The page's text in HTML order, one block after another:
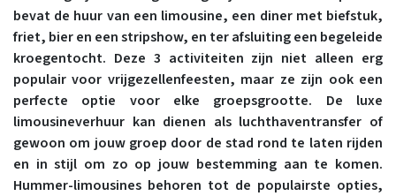
bevat de huur van een limousine, een diner met biefstuk,
friet, bier en een stripshow, en ter afsluiting een begeleide
kroegentocht. Deze 3 activiteiten zijn niet alleen erg
populair voor vrijgezellenfeesten, maar ze zijn ook een
perfecte optie voor elke groepsgrootte. De luxe
limousineverhuur kan dienen als luchthaventransfer of
gewoon om jouw groep door de stad rond te laten rijden
en in stijl om zo op jouw bestemming aan te komen.
Hummer-limousines behoren tot de populairste opties,